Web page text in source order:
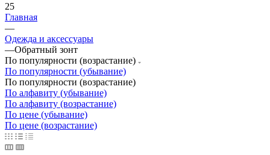
25
Главная
—
Одежда и аксессуары
—Обратный зонт
По популярности (возрастание)
По популярности (убывание)
По популярности (возрастание)
По алфавиту (убывание)
По алфавиту (возрастание)
По цене (убывание)
По цене (возрастание)